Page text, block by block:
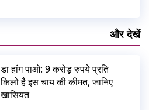
और देखें
डा हांग पाओ: 9 करोड़ रुपये प्रति
किलो है इस चाय की कीमत, जानिए
खासियत